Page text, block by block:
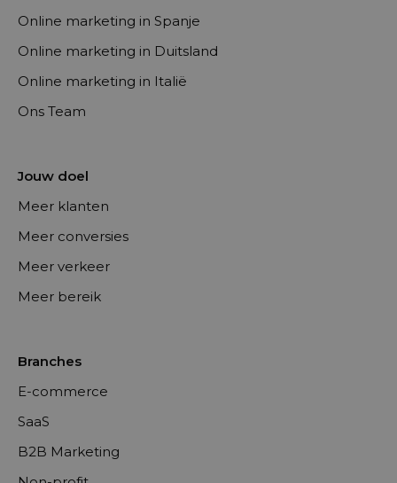
Online marketing in Spanje
Online marketing in Duitsland
Online marketing in Italië
Ons Team
Jouw doel
Meer klanten
Meer conversies
Meer verkeer
Meer bereik
Branches
E-commerce
SaaS
B2B Marketing